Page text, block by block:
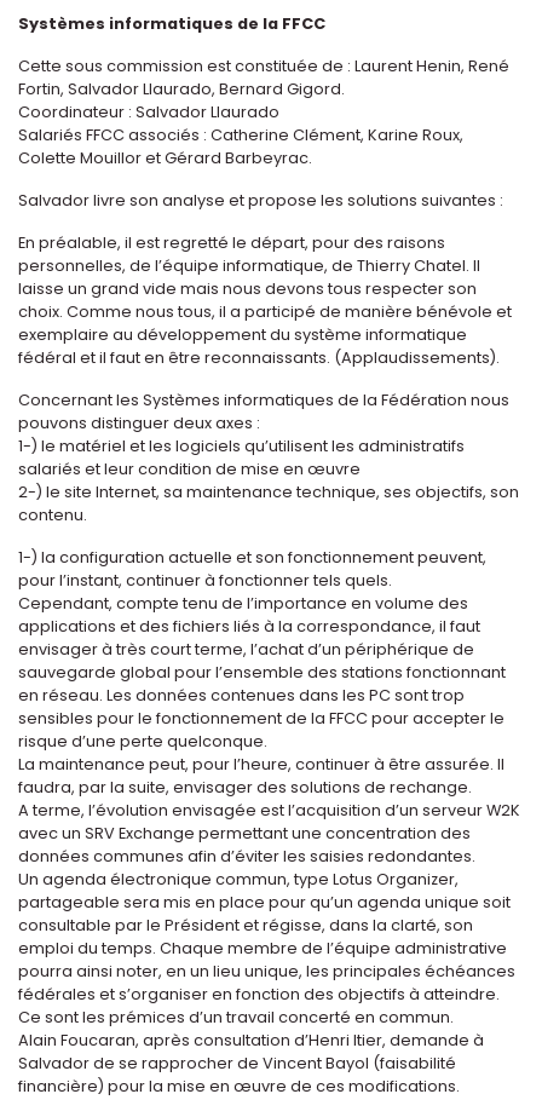
Systèmes informatiques de la FFCC
Cette sous commission est constituée de : Laurent Henin, René
Fortin, Salvador Llaurado, Bernard Gigord.
Coordinateur : Salvador Llaurado
Salariés FFCC associés : Catherine Clément, Karine Roux,
Colette Mouillor et Gérard Barbeyrac.
Salvador livre son analyse et propose les solutions suivantes :
En préalable, il est regretté le départ, pour des raisons
personnelles, de l’équipe informatique, de Thierry Chatel. Il
laisse un grand vide mais nous devons tous respecter son
choix. Comme nous tous, il a participé de manière bénévole et
exemplaire au développement du système informatique
fédéral et il faut en être reconnaissants. (Applaudissements).
Concernant les Systèmes informatiques de la Fédération nous
pouvons distinguer deux axes :
1-) le matériel et les logiciels qu’utilisent les administratifs
salariés et leur condition de mise en œuvre
2-) le site Internet, sa maintenance technique, ses objectifs, son
contenu.
1-) la configuration actuelle et son fonctionnement peuvent,
pour l’instant, continuer à fonctionner tels quels.
Cependant, compte tenu de l’importance en volume des
applications et des fichiers liés à la correspondance, il faut
envisager à très court terme, l’achat d’un périphérique de
sauvegarde global pour l’ensemble des stations fonctionnant
en réseau. Les données contenues dans les PC sont trop
sensibles pour le fonctionnement de la FFCC pour accepter le
risque d’une perte quelconque.
La maintenance peut, pour l’heure, continuer à être assurée. Il
faudra, par la suite, envisager des solutions de rechange.
A terme, l’évolution envisagée est l’acquisition d’un serveur W2K
avec un SRV Exchange permettant une concentration des
données communes afin d’éviter les saisies redondantes.
Un agenda électronique commun, type Lotus Organizer,
partageable sera mis en place pour qu’un agenda unique soit
consultable par le Président et régisse, dans la clarté, son
emploi du temps. Chaque membre de l’équipe administrative
pourra ainsi noter, en un lieu unique, les principales échéances
fédérales et s’organiser en fonction des objectifs à atteindre.
Ce sont les prémices d’un travail concerté en commun.
Alain Foucaran, après consultation d’Henri Itier, demande à
Salvador de se rapprocher de Vincent Bayol (faisabilité
financière) pour la mise en œuvre de ces modifications.